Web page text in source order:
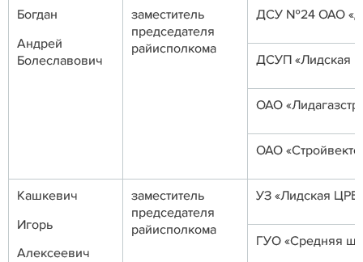
Богдан
Андрей
Болеславович
заместитель
председателя
райисполкома
ДСУ №24 ОАО
ДСУП «Лидская
ОАО
ОАО
Кашкевич
Игорь
Алексеевич
заместитель
председателя
райисполкома
УЗ «Лидская ЦРБ»
ГУО «Средняя